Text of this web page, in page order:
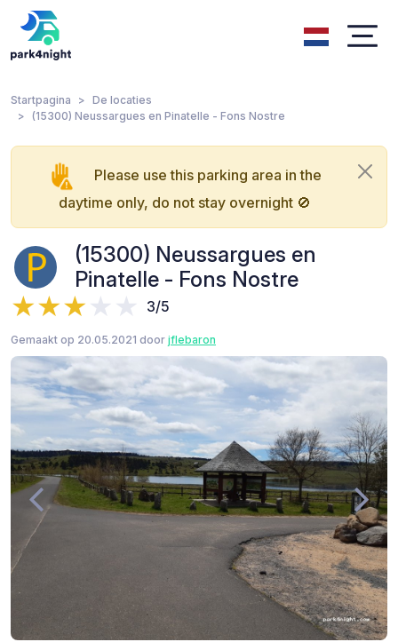
Startpagina
De locaties
(15300) Neussargues en Pinatelle - Fons Nostre
Please use this parking area in the
daytime only, do not stay overnight 🚫
(15300) Neussargues en
Pinatelle - Fons Nostre
3/5
Gemaakt op 20.05.2021 door jflebaron